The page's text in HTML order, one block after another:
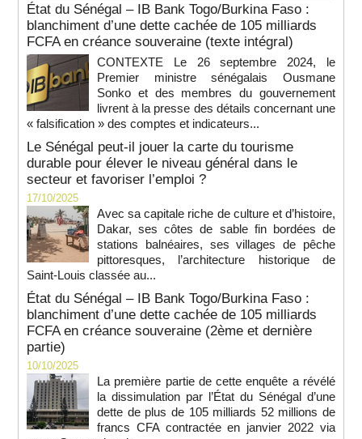
État du Sénégal – IB Bank Togo/Burkina Faso :
blanchiment d’une dette cachée de 105 milliards
FCFA en créance souveraine (texte intégral)
CONTEXTE Le 26 septembre 2024, le
Premier ministre sénégalais Ousmane
Sonko et des membres du gouvernement
livrent à la presse des détails concernant une
« falsification » des comptes et indicateurs...
Le Sénégal peut-il jouer la carte du tourisme
durable pour élever le niveau général dans le
secteur et favoriser l’emploi ?
17/10/2025
Avec sa capitale riche de culture et d’histoire,
Dakar, ses côtes de sable fin bordées de
stations balnéaires, ses villages de pêche
pittoresques, l’architecture historique de
Saint-Louis classée au...
État du Sénégal – IB Bank Togo/Burkina Faso :
blanchiment d’une dette cachée de 105 milliards
FCFA en créance souveraine (2ème et dernière
partie)
10/10/2025
La première partie de cette enquête a révélé
la dissimulation par l’État du Sénégal d’une
dette de plus de 105 milliards 52 millions de
francs CFA contractée en janvier 2022 via